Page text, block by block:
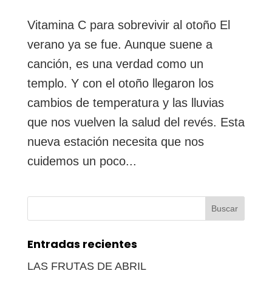
Vitamina C para sobrevivir al otoño El
verano ya se fue. Aunque suene a
canción, es una verdad como un
templo. Y con el otoño llegaron los
cambios de temperatura y las lluvias
que nos vuelven la salud del revés. Esta
nueva estación necesita que nos
cuidemos un poco...
Entradas recientes
LAS FRUTAS DE ABRIL